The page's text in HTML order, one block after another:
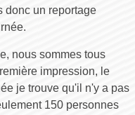
donc un reportage
nous sommes tous
impression, le
je trouve qu'il n'y a pas
150 personnes